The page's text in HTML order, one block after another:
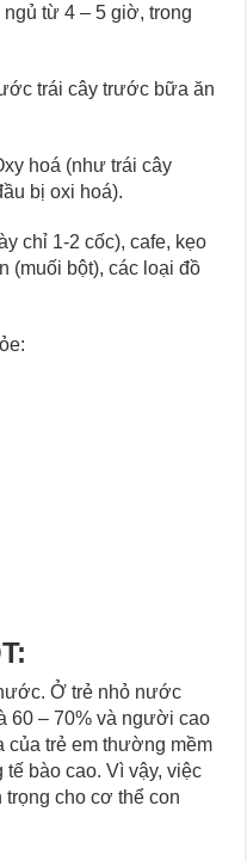
từ 4 – 5 giờ, trong
trái cây trước bữa ăn
hoá (như trái cây
bị oxi hoá).
chỉ 1-2 cốc), cafe, kẹo
(muối bột), các loại đồ
Ở trẻ nhỏ nước
60 – 70% và người cao
của trẻ em thường mềm
bào cao. Vì vậy, việc
cho cơ thể con